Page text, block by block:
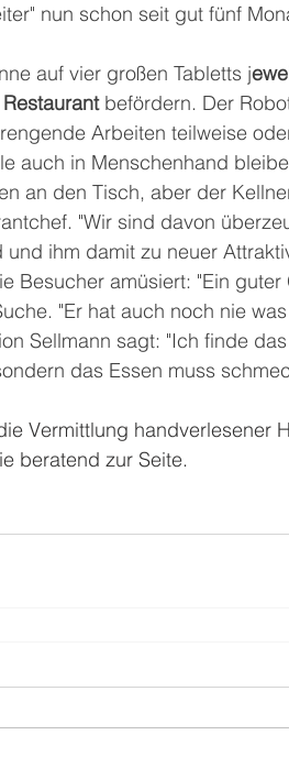
nun schon seit gut fünf
auf vier großen Tabletts j
befördern. Der
Arbeiten teilweise
auch in Menschenhand
an den Tisch, aber der
"Wir sind davon
ihm damit zu neuer
Besucher amüsiert: "Ein guter
"Er hat auch noch nie
Sellmann sagt: "Ich finde
das Essen muss
Vermittlung handverlesener
beratend zur Seite.